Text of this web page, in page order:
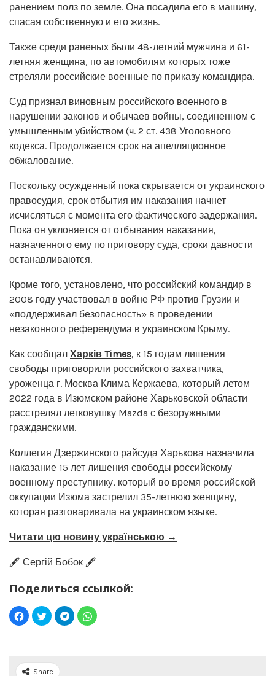
ранением полз по земле. Она посадила его в машину,
спасая собственную и его жизнь.
Также среди раненых были 48-летний мужчина и 61-
летняя женщина, по автомобилям которых тоже
стреляли российские военные по приказу командира.
Суд признал виновным российского военного в
нарушении законов и обычаев войны, соединенном с
умышленным убийством (ч. 2 ст. 438 Уголовного
кодекса. Продолжается срок на апелляционное
обжалование.
Поскольку осужденный пока скрывается от украинского
правосудия, срок отбытия им наказания начнет
исчисляться с момента его фактического задержания.
Пока он уклоняется от отбывания наказания,
назначенного ему по приговору суда, сроки давности
останавливаются.
Кроме того, установлено, что российский командир в
2008 году участвовал в войне РФ против Грузии и
«поддерживал безопасность» в проведении
незаконного референдума в украинском Крыму.
Как сообщал Харків Times, к 15 годам лишения
свободы приговорили российского захватчика,
уроженца г. Москва Клима Кержаева, который летом
2022 года в Изюмском районе Харьковской области
расстрелял легковушку Mazda с безоружными
гражданскими.
Коллегия Дзержинского райсуда Харькова назначила
наказание 15 лет лишения свободы российскому
военному преступнику, который во время российской
оккупации Изюма застрелил 35-летнюю женщину,
которая разговаривала на украинском языке.
Читати цю новину українською →
🖋️ Сергій Бобок 🖋️
Поделиться ссылкой:
Share